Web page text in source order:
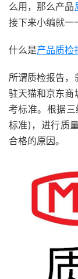
么用，那么产品
接下来小编就一
什么是产品质检
所谓质检报告
驻天猫和京东商
考标准。根据
标准)，进行质
合格的原因。